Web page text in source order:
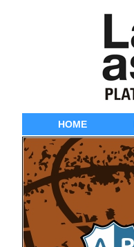
HOME